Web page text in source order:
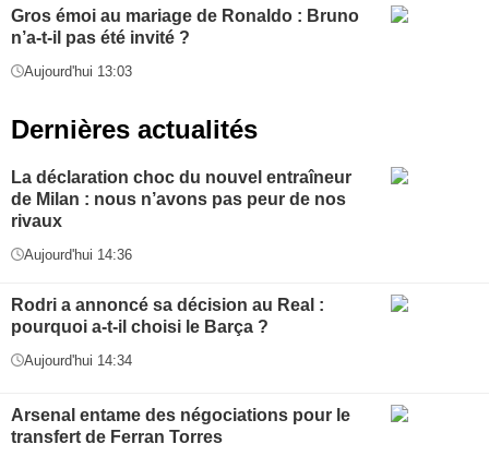
Gros émoi au mariage de Ronaldo : Bruno
n’a-t-il pas été invité ?
Aujourd'hui 13:03
Dernières actualités
La déclaration choc du nouvel entraîneur
de Milan : nous n’avons pas peur de nos
rivaux
Aujourd'hui 14:36
Rodri a annoncé sa décision au Real :
pourquoi a-t-il choisi le Barça ?
Aujourd'hui 14:34
Arsenal entame des négociations pour le
transfert de Ferran Torres